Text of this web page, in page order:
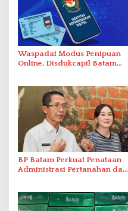
Waspadai Modus Penipuan
Online, Disdukcapil Batam
BP Batam Perkuat Penataan
Administrasi Pertanahan dan